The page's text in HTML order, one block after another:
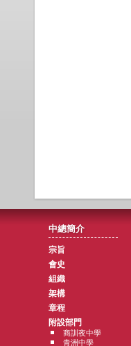
中總簡介
宗旨
會史
組織
架構
章程
附設部門
商訓夜中學
青洲中學